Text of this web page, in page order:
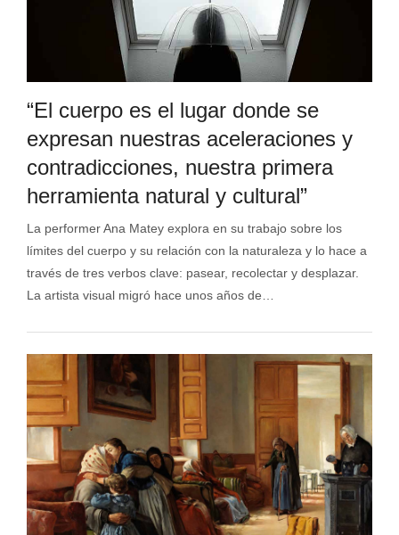
“El cuerpo es el lugar donde se
expresan nuestras aceleraciones y
contradicciones, nuestra primera
herramienta natural y cultural”
La performer Ana Matey explora en su trabajo sobre los
límites del cuerpo y su relación con la naturaleza y lo hace a
través de tres verbos clave: pasear, recolectar y desplazar.
La artista visual migró hace unos años de…